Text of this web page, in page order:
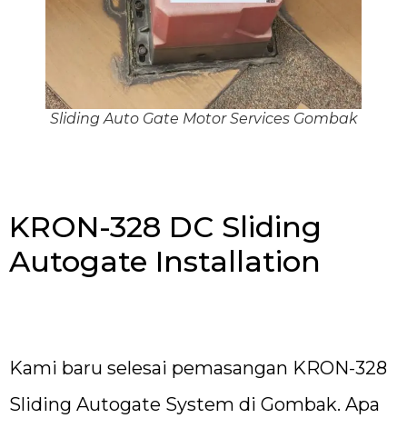
Sliding Auto Gate Motor Services Gombak
KRON-328 DC Sliding
Autogate Installation
Kami baru selesai pemasangan KRON-328
Sliding Autogate System di Gombak. Apa